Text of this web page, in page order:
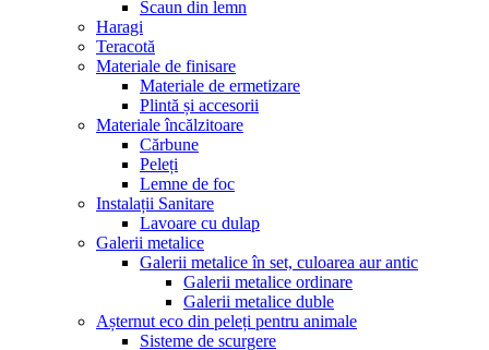
Scaun din lemn
Haragi
Teracotă
Materiale de finisare
Materiale de ermetizare
Plintă și accesorii
Materiale încălzitoare
Cărbune
Peleți
Lemne de foc
Instalații Sanitare
Lavoare cu dulap
Galerii metalice
Galerii metalice în set, culoarea aur antic
Galerii metalice ordinare
Galerii metalice duble
Așternut eco din peleți pentru animale
Sisteme de scurgere